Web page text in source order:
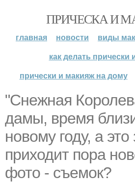
ПРИЧЕСКА И
главная новости
виды
как делать прически
прически и макияж на дому
"Снежная
дамы, время
новому году, а это
приходит пора
фото - съемок?